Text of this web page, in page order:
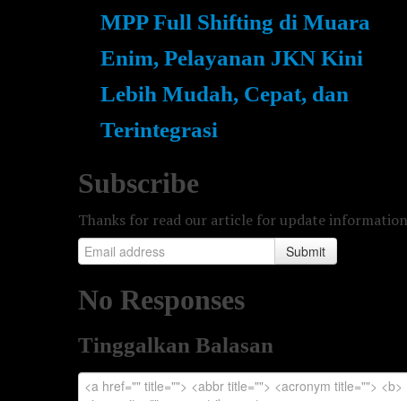
MPP Full Shifting di Muara
Enim, Pelayanan JKN Kini
Lebih Mudah, Cepat, dan
Terintegrasi
Subscribe
Thanks for read our article for update
Submit
No Responses
Tinggalkan Balasan